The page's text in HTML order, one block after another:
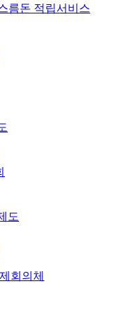
름돈 적립서비스
도
회의체